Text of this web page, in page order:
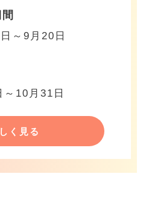
～9月20日
10月31日
く見る